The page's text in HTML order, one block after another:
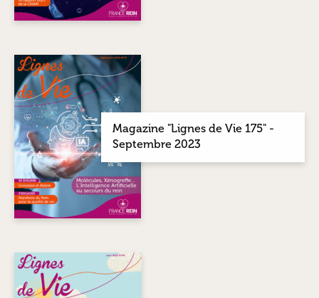
Magazine "Lignes de Vie 175" -
Septembre 2023